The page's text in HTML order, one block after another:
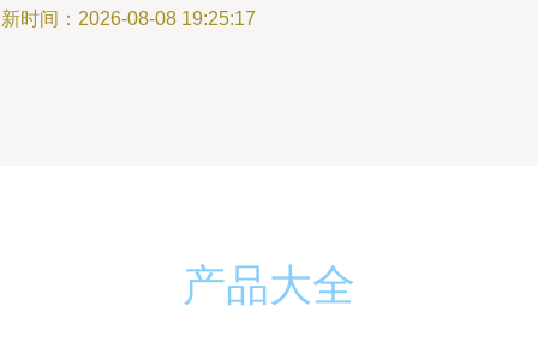
时间：2026-08-08 19:25:17
产品大全